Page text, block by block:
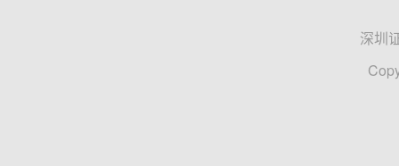
深圳